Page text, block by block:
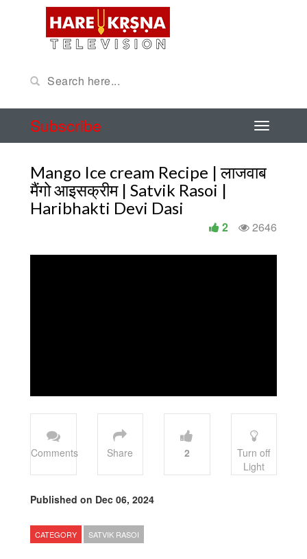
Subscribe
Mango Ice cream Recipe | लाजवाब
मैंगो आइसक्रीम | Satvik Rasoi |
Haribhakti Devi Dasi
2646
2
Comments Share 2
Turn off
Light
Published on Dec 06, 2024
CATEGORY SATVIK RASOI